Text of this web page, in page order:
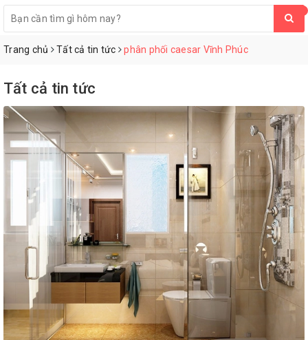
Trang chủ Tất cả tin tức phân phối caesar Vĩnh Phúc
Tất cả tin tức